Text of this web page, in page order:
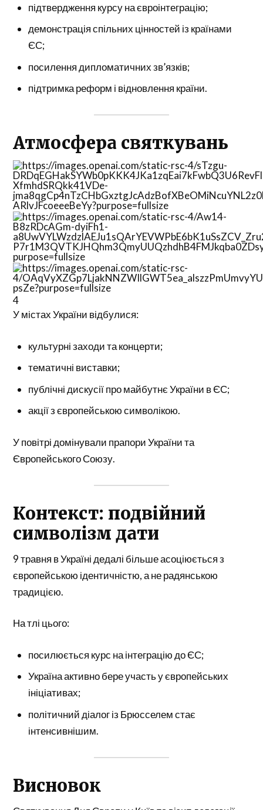
підтвердження курсу на євроінтеграцію;
демонстрація спільних цінностей із країнами
ЄС;
посилення дипломатичних зв’язків;
підтримка реформ і відновлення країни.
Атмосфера святкувань
4
У містах України відбулися:
культурні заходи та концерти;
тематичні виставки;
публічні дискусії про майбутнє України в ЄС;
акції з європейською символікою.
У повітрі домінували прапори України та
Європейського Союзу.
Контекст: подвійний
символізм дати
9 травня в Україні дедалі більше асоціюється з
європейською ідентичністю, а не радянською
традицією.
На тлі цього:
посилюється курс на інтеграцію до ЄС;
Україна активно бере участь у європейських
ініціативах;
політичний діалог із Брюсселем стає
інтенсивнішим.
Висновок